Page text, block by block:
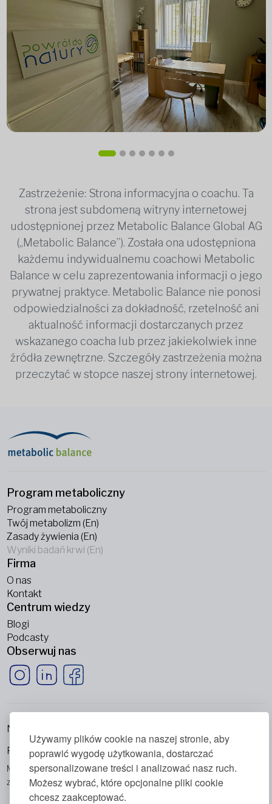
Używamy plików cookie na naszej stronie, aby
poprawić wygodę użytkowania, dostarczać
spersonalizowane treści i analizować nasz ruch.
Możesz wybrać, które opcjonalne pliki cookie
chcesz zaakceptować.
Zastrzeżenie: Strona informacyjna o coachu. Ta
strona jest subdomeną witryny internetowej
udostępnionej przez Metabolic Balance Global AG
(„Metabolic Balance”). Została ona udostępniona
każdemu indywidualnemu coachowi Metabolic
Balance w celu zaprezentowania informacji o jego
prywatnej praktyce. Metabolic Balance nie ponosi
odpowiedzialności za dokładność, rzetelność ani
aktualność informacji dostarczanych przez
wskazanego coacha lub przez jakiekolwiek inne
źródła zewnętrzne. Szczegóły zastrzeżenia można
przeczytać w stopce naszej strony internetowej.
Program metaboliczny
Program metaboliczny
Twój metabolizm (En)
Zasady żywienia (En)
Wyniki badań krwi (En)
Firma
O nas
Kontakt
Centrum wiedzy
Blogi
Podcasty
Obserwuj nas
Metabolic Balance Global AG © 2026. Wszelkie prawa
zastrzeżone.
Nota prawna
Polityka prywatności